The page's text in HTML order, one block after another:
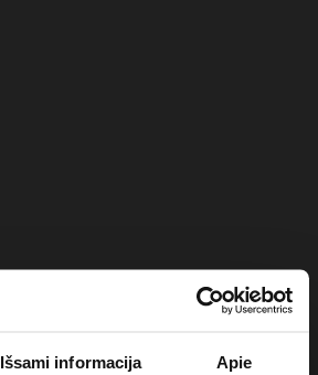
Išsami informacija Apie